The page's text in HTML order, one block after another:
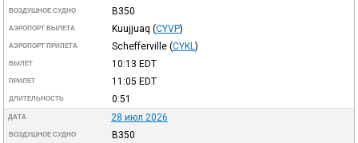
ВОЗДУШНОЕ СУДНО B350
АЭРОПОРТ ВЫЛЕТА Kuujjuaq (CYVP)
АЭРОПОРТ ПРИЛЕТА Schefferville (CYKL )
ВЫЛЕТ 10:13 EDT
ПРИЛЕТ 11:05 EDT
ДЛИТЕЛЬНОСТЬ 0:51
ДАТА 28 июл 2026
ВОЗДУШНОЕ СУДНО B350